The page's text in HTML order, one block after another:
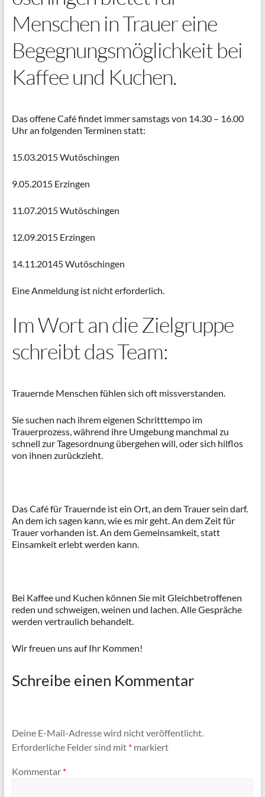
Menschen in Trauer eine
Begegnungsmöglichkeit bei
Kaffee und Kuchen.
Das offene Café findet immer samstags von 14.30 – 16.00
Uhr an folgenden Terminen statt:
15.03.2015 Wutöschingen
9.05.2015 Erzingen
11.07.2015 Wutöschingen
12.09.2015 Erzingen
14.11.20145 Wutöschingen
Eine Anmeldung ist nicht erforderlich.
Im Wort an die Zielgruppe
schreibt das Team:
Trauernde Menschen fühlen sich oft missverstanden.
Sie suchen nach ihrem eigenen Schritttempo im
Trauerprozess, während ihre Umgebung manchmal zu
schnell zur Tagesordnung übergehen will, oder sich hilflos
von ihnen zurückzieht.
Das Café für Trauernde ist ein Ort, an dem Trauer sein darf.
An dem ich sagen kann, wie es mir geht. An dem Zeit für
Trauer vorhanden ist. An dem Gemeinsamkeit, statt
Einsamkeit erlebt werden kann.
Bei Kaffee und Kuchen können Sie mit Gleichbetroffenen
reden und schweigen, weinen und lachen. Alle Gespräche
werden vertraulich behandelt.
Wir freuen uns auf Ihr Kommen!
Schreibe einen Kommentar
Deine E-Mail-Adresse wird nicht veröffentlicht.
Erforderliche Felder sind mit *markiert
Kommentar *